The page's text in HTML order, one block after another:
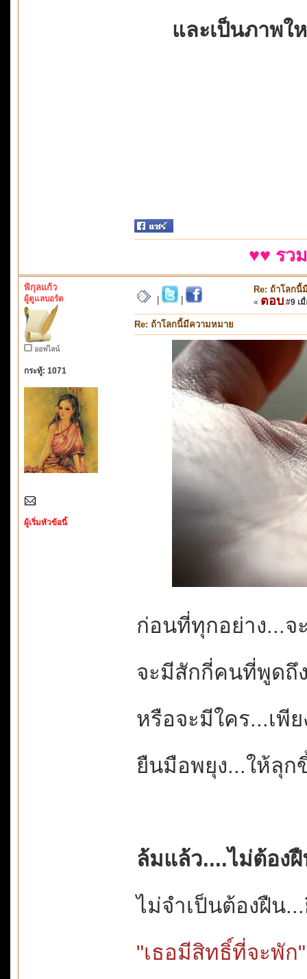
และเป็นภาพใ
♥♥ รว
พิกุลแก้ว
ผู้ดูแลบอร์ด
ออฟไลน์
กระทู้: 1071
ผู้เริ่มหัวข้อนี้
Re: ถ้าโลก
« ตอบ #9 เ
Re: ถ้าโลกนี้มีความหมาย
ก่อนที่ทุกอย่าง...จ
จะมีสักกี่คนที่พูดถึ
หรือจะมีใคร...เพี
ยืนมือพยุง...ให้ลุก
ล้มแล้ว....ไม่ต้อง
ไม่จำเป็นต้องฝืน
"เธอมีสิทธิ์ที่จะพัก"